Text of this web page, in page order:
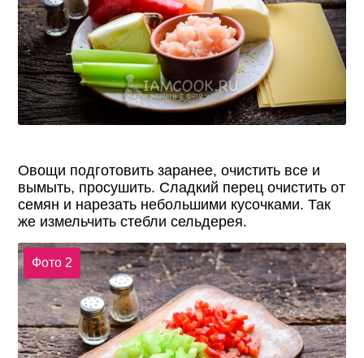
Овощи подготовить заранее, очистить все и
вымыть, просушить. Сладкий перец очистить от
семян и нарезать небольшими кусочками. Так
же измельчить стебли сельдерея.
Фото 2